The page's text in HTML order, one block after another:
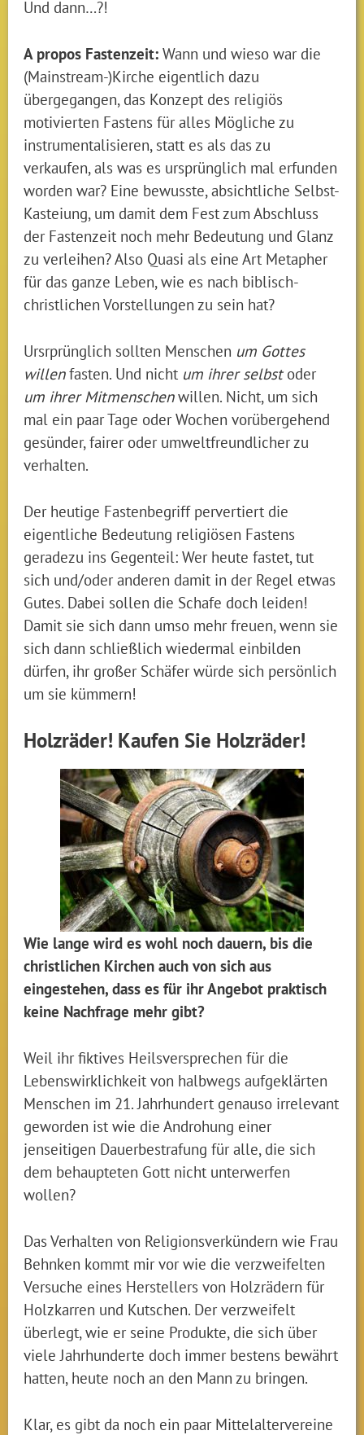
Und dann…?!
A propos Fastenzeit: Wann und wieso war die
(Mainstream-)Kirche eigentlich dazu
übergegangen, das Konzept des religiös
motivierten Fastens für alles Mögliche zu
instrumentalisieren, statt es als das zu
verkaufen, als was es ursprünglich mal erfunden
worden war? Eine bewusste, absichtliche Selbst-
Kasteiung, um damit dem Fest zum Abschluss
der Fastenzeit noch mehr Bedeutung und Glanz
zu verleihen? Also Quasi als eine Art Metapher
für das ganze Leben, wie es nach biblisch-
christlichen Vorstellungen zu sein hat?
Ursrprünglich sollten Menschen um Gottes
willenfasten. Und nicht um ihrer selbstoder
um ihrer Mitmenschenwillen. Nicht, um sich
mal ein paar Tage oder Wochen vorübergehend
gesünder, fairer oder umweltfreundlicher zu
verhalten.
Der heutige Fastenbegriff pervertiert die
eigentliche Bedeutung religiösen Fastens
geradezu ins Gegenteil: Wer heute fastet, tut
sich und/oder anderen damit in der Regel etwas
Gutes. Dabei sollen die Schafe doch leiden!
Damit sie sich dann umso mehr freuen, wenn sie
sich dann schließlich wiedermal einbilden
dürfen, ihr großer Schäfer würde sich persönlich
um sie kümmern!
Holzräder! Kaufen Sie Holzräder!
Wie lange wird es wohl noch dauern, bis die
christlichen Kirchen auch von sich aus
eingestehen, dass es für ihr Angebot praktisch
keine Nachfrage mehr gibt?
Weil ihr fiktives Heilsversprechen für die
Lebenswirklichkeit von halbwegs aufgeklärten
Menschen im 21. Jahrhundert genauso irrelevant
geworden ist wie die Androhung einer
jenseitigen Dauerbestrafung für alle, die sich
dem behaupteten Gott nicht unterwerfen
wollen?
Das Verhalten von Religionsverkündern wie Frau
Behnken kommt mir vor wie die verzweifelten
Versuche eines Herstellers von Holzrädern für
Holzkarren und Kutschen. Der verzweifelt
überlegt, wie er seine Produkte, die sich über
viele Jahrhunderte doch immer bestens bewährt
hatten, heute noch an den Mann zu bringen.
Klar, es gibt da noch ein paar Mittelaltervereine